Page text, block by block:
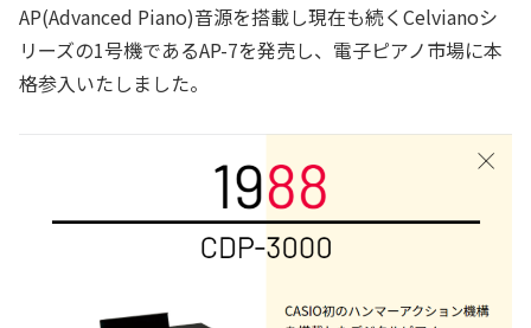
AP(Advanced Piano)音源を搭載し現在も続くCelvianoシ
リーズの1号機であるAP-7を発売し、電子ピアノ市場に本
格参入いたしました。